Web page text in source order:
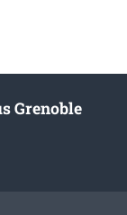
Grenoble